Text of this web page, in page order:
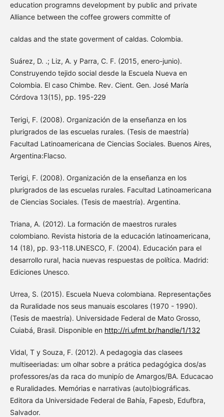
education programns development by public and private
Alliance between the coffee growers committe of
caldas and the state goverment of caldas. Colombia.
Suárez, D. .; Liz, A. y Parra, C. F. (2015, enero-junio).
Construyendo tejido social desde la Escuela Nueva en
Colombia. El caso Chimbe. Rev. Cient. Gen. José María
Córdova 13(15), pp. 195-229
Terigi, F. (2008). Organización de la enseñanza en los
plurigrados de las escuelas rurales. (Tesis de maestría)
Facultad Latinoamericana de Ciencias Sociales. Buenos Aires,
Argentina:Flacso.
Terigi, F. (2008). Organización de la enseñanza en los
plurigrados de las escuelas rurales. Facultad Latinoamericana
de Ciencias Sociales. (Tesis de maestría). Argentina.
Triana, A. (2012). La formación de maestros rurales
colombiano. Revista historia de la educación latinoamericana,
14 (18), pp. 93-118.UNESCO, F. (2004). Educación para el
desarrollo rural, hacia nuevas respuestas de política. Madrid:
Ediciones Unesco.
Urrea, S. (2015). Escuela Nueva colombiana. Representações
da Ruralidade nos seus manuais escolares (1970 - 1990).
(Tesis de maestría). Universidade Federal de Mato Grosso,
Cuiabá, Brasil. Disponible en http://ri.ufmt.br/handle/1/132
Vidal, T y Souza, F. (2012). A pedagogia das clasees
multiseeriadas: um olhar sobre a prática pedagógica dos/as
professores/as da raca do munipío de Amargos/BA. Educacao
e Ruralidades. Memórias e narrativas (auto)biográficas.
Editora da Universidade Federal de Bahía, Fapesb, Edufbra,
Salvador.